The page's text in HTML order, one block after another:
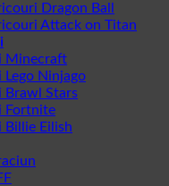
Dragon Ball
Attack on Titan
Minecraft
Lego Ninjago
Brawl Stars
Fortnite
Billie Eilish